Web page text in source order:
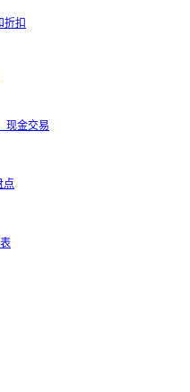
折扣
现金交易
点